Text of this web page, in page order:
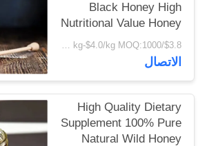
Black Honey High
Nutritional Value Honey
Food Grade Sweet
Black Honey in Barrel
Packaging
$3.8/kg-$4.0/kg MOQ:1000 كجم
الاتصال
High Quality Dietary
Supplement 100% Pure
Natural Wild Honey